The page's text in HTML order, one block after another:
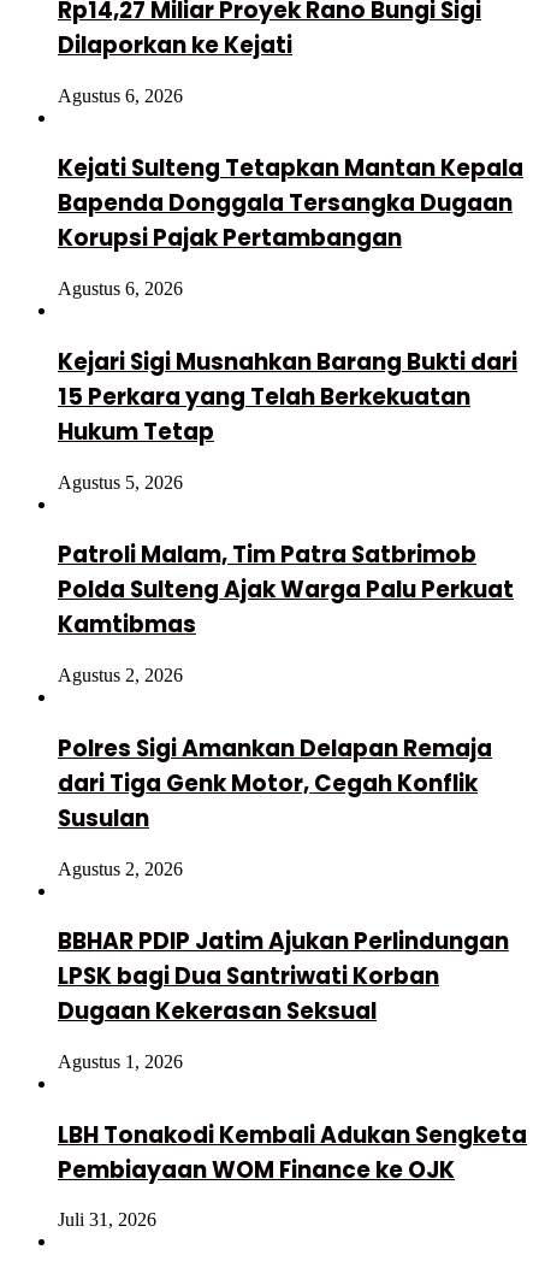
Rp14,27 Miliar Proyek Rano Bungi Sigi
Dilaporkan ke Kejati
Agustus 6, 2026
Kejati Sulteng Tetapkan Mantan Kepala
Bapenda Donggala Tersangka Dugaan
Korupsi Pajak Pertambangan
Agustus 6, 2026
Kejari Sigi Musnahkan Barang Bukti dari
15 Perkara yang Telah Berkekuatan
Hukum Tetap
Agustus 5, 2026
Patroli Malam, Tim Patra Satbrimob
Polda Sulteng Ajak Warga Palu Perkuat
Kamtibmas
Agustus 2, 2026
Polres Sigi Amankan Delapan Remaja
dari Tiga Genk Motor, Cegah Konflik
Susulan
Agustus 2, 2026
BBHAR PDIP Jatim Ajukan Perlindungan
LPSK bagi Dua Santriwati Korban
Dugaan Kekerasan Seksual
Agustus 1, 2026
LBH Tonakodi Kembali Adukan Sengketa
Pembiayaan WOM Finance ke OJK
Juli 31, 2026